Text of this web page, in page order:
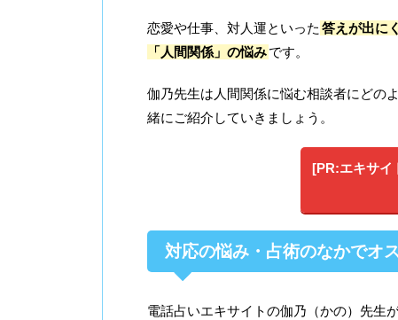
恋愛や仕事、対人運といった 答えが出に
「人間関係」の悩みです。
伽乃先生は人間関係に悩む相談者にどの
緒にご紹介していきましょう。
[PR:エキサイ
対応の悩み・占術のなかでオ
電話占いエキサイトの伽乃（かの）先生